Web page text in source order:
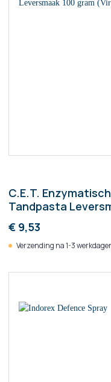
C.E.T.
Tandpasta
(Virbac)
€ 9,53
Verzending na 1-3